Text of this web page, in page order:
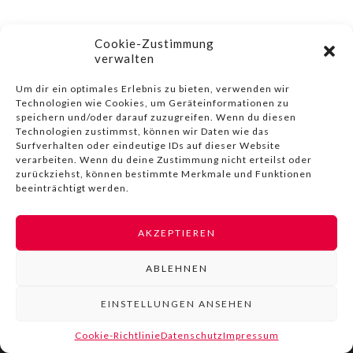
Cookie-Zustimmung
verwalten
Um dir ein optimales Erlebnis zu bieten, verwenden wir
Technologien wie Cookies, um Geräteinformationen zu
speichern und/oder darauf zuzugreifen. Wenn du diesen
Technologien zustimmst, können wir Daten wie das
Surfverhalten oder eindeutige IDs auf dieser Website
verarbeiten. Wenn du deine Zustimmung nicht erteilst oder
zurückziehst, können bestimmte Merkmale und Funktionen
beeinträchtigt werden.
AKZEPTIEREN
ABLEHNEN
EINSTELLUNGEN ANSEHEN
Cookie-RichtlinieDatenschutzImpressum